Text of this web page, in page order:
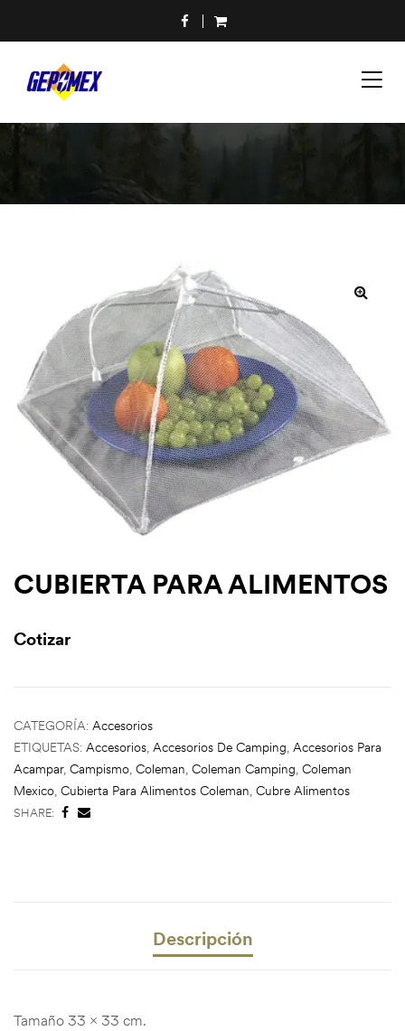
CUBIERTA PARA ALIMENTOS
Cotizar
CATEGORÍA: Accesorios
ETIQUETAS: Accesorios Accesorios De Camping Accesorios Para
Acampar, Campismo Coleman Coleman Camping Coleman
Mexico Cubierta Para Alimentos Coleman Cubre Alimentos
SHARE:
Descripción
Tamaño 33 x 33 cm.